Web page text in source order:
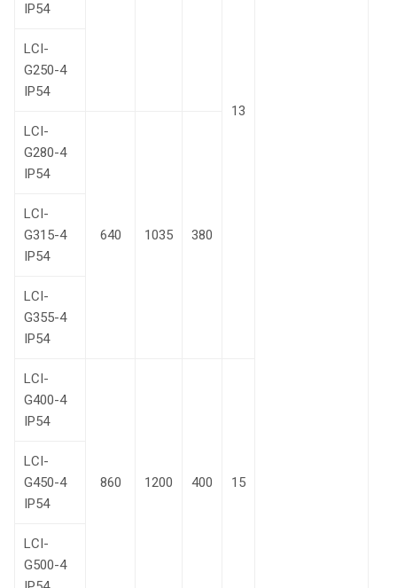
13
IP54
LCI-
G250-4
IP54
LCI-
G280-4
IP54
640 1035 380
LCI-
G315-4
IP54
LCI-
G355-4
IP54
LCI-
G400-4
IP54
860 1200 400 15
LCI-
G450-4
IP54
LCI-
G500-4